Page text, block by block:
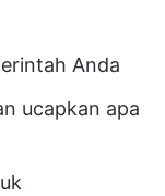
Anda
ucapkan apa